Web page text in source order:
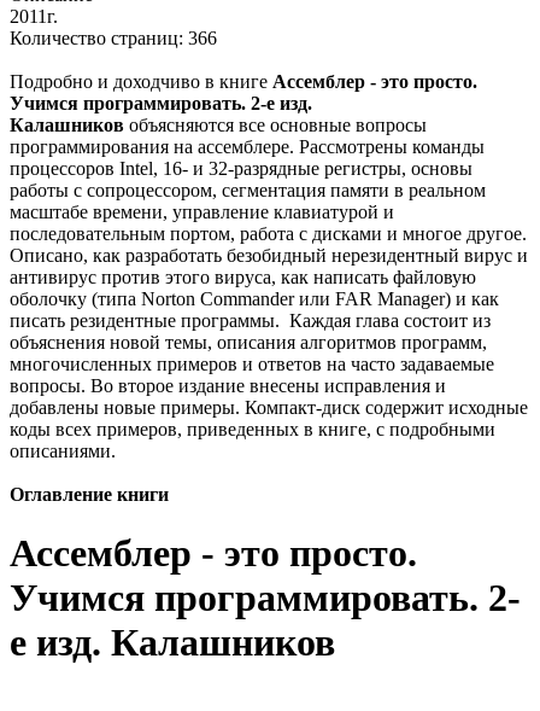
2011г.
Количество страниц: 366
Подробно и доходчиво в книге Ассемблер - это просто.
Учимся программировать. 2-е изд.
Калашников объясняются все основные вопросы
программирования на ассемблере. Рассмотрены команды
процессоров Intel, 16- и 32-разрядные регистры, основы
работы с сопроцессором, сегментация памяти в реальном
масштабе времени, управление клавиатурой и
последовательным портом, работа с дисками и многое другое.
Описано, как разработать безобидный нерезидентный вирус и
антивирус против этого вируса, как написать файловую
оболочку (типа Norton Commander или FAR Manager) и как
писать резидентные программы. Каждая глава состоит из
объяснения новой темы, описания алгоритмов программ,
многочисленных примеров и ответов на часто задаваемые
вопросы. Во второе издание внесены исправления и
добавлены новые примеры. Компакт-диск содержит исходные
коды всех примеров, приведенных в книге, с подробными
описаниями.
Оглавление книги
Ассемблер - это просто.
Учимся программировать. 2-
е изд. Калашников